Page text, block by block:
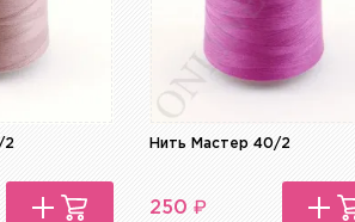
2 Нить Мастер 40/2
250 ₽